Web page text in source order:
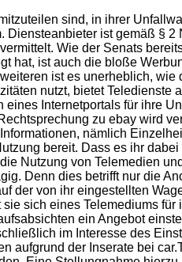
sind, in ihrer
ist gemäß §
Wie der Senats
hat, ist auch die bloße
ist es unerheblich,
nutzt, bietet Teledienste
Internetportals für ihre
zu ebay wird
nämlich
bereit. Dass es ihr
Nutzung von Telemedien
Denn dies betrifft nur die
der von ihr eingestellten
sich eines Telemediums
ein Angebot
im Interesse des
aufgrund der Inserate bei